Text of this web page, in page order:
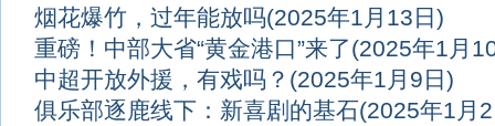
烟花爆竹，过年能放吗(2025年1月13日)
重磅！中部大省“黄金港口”来了(2025年1月
中超开放外援，有戏吗？ (2025年1月9日)
俱乐部逐鹿线下：新喜剧的基石(2025年1月